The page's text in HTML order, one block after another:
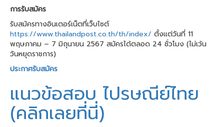
การรับสมัคร
รับสมัครทางอินเตอร์เน็ตที่เว็บไซต์
https://www.thailandpost.co.th/th/index/ ตั้งแต่วันที่ 11
พฤษภาคม – 7 มิถุนายน 2567 สมัครได้ตลอด 24 ชั่วโมง (ไม่เว้น
วันหยุดราชการ)
ประกาศรับสมัคร
แนวข้อสอบ ไปรษณีย์ไทย
(คลิกเลยที่นี่)